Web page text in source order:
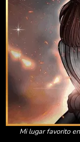
Mi lugar favorito